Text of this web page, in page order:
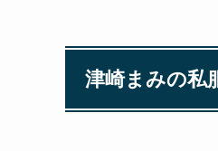
津崎まみの私